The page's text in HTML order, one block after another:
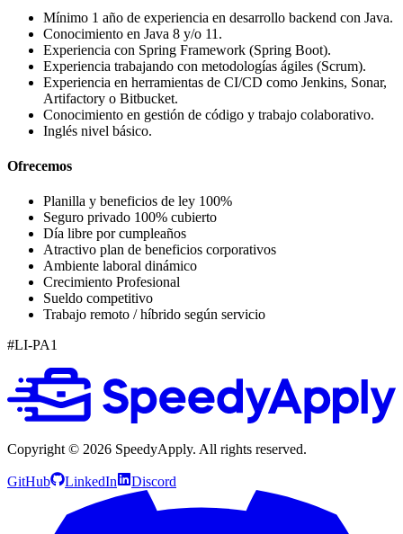
Mínimo 1 año de experiencia en desarrollo backend con Java.
Conocimiento en Java 8 y/o 11.
Experiencia con Spring Framework (Spring Boot).
Experiencia trabajando con metodologías ágiles (Scrum).
Experiencia en herramientas de CI/CD como Jenkins, Sonar,
Artifactory o Bitbucket.
Conocimiento en gestión de código y trabajo colaborativo.
Inglés nivel básico.
Ofrecemos
Planilla y beneficios de ley 100%
Seguro privado 100% cubierto
Día libre por cumpleaños
Atractivo plan de beneficios corporativos
Ambiente laboral dinámico
Crecimiento Profesional
Sueldo competitivo
Trabajo remoto / híbrido según servicio
#LI-PA1
Copyright © 2026 SpeedyApply. All rights reserved.
GitHub LinkedIn Discord